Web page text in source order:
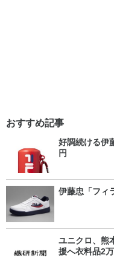
おすすめ記事
好調続ける伊
円
伊藤忠「フィ
ユニクロ、熊
援へ衣料品2